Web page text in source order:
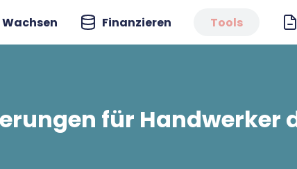
Wachsen Finanzieren Tools
für Handwerker